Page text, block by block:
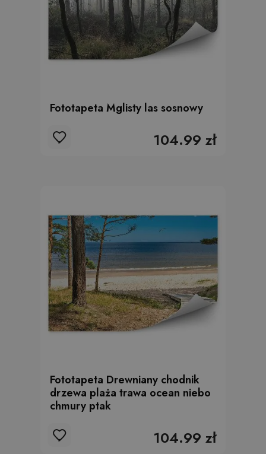
Fototapeta Mglisty las sosnowy
104.99 zł
Fototapeta Drewniany chodnik
drzewa plaża trawa ocean niebo
chmury ptak
104.99 zł